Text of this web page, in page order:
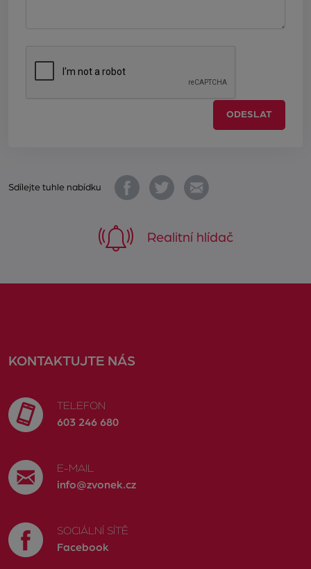
ODESLAT
Sdílejte tuhle nabídku
Realitní hlídač
KONTAKTUJTE NÁS
TELEFON
603 246 680
E-MAIL
info@zvonek.cz
SOCIÁLNÍ SÍTĚ
Facebook